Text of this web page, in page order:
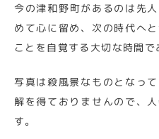
今の津和野町があるのは先
めて心に留め、次の時代へ
ことを自覚する大切な時間で
写真は殺風景なものとなっ
解を得ておりませんので、
す。